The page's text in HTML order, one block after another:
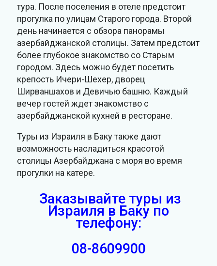
тура. После поселения в отеле предстоит
прогулка по улицам Старого города. Второй
день начинается с обзора панорамы
азербайджанской столицы. Затем предстоит
более глубокое знакомство со Старым
городом. Здесь можно будет посетить
крепость Ичери-Шехер, дворец
Ширваншахов и Девичью башню. Каждый
вечер гостей ждет знакомство с
азербайджанской кухней в ресторане.
Туры из Израиля в Баку также дают
возможность насладиться красотой
столицы Азербайджана с моря во время
прогулки на катере.
Заказывайте туры из
Израиля в Баку по
телефону:
08-8609900